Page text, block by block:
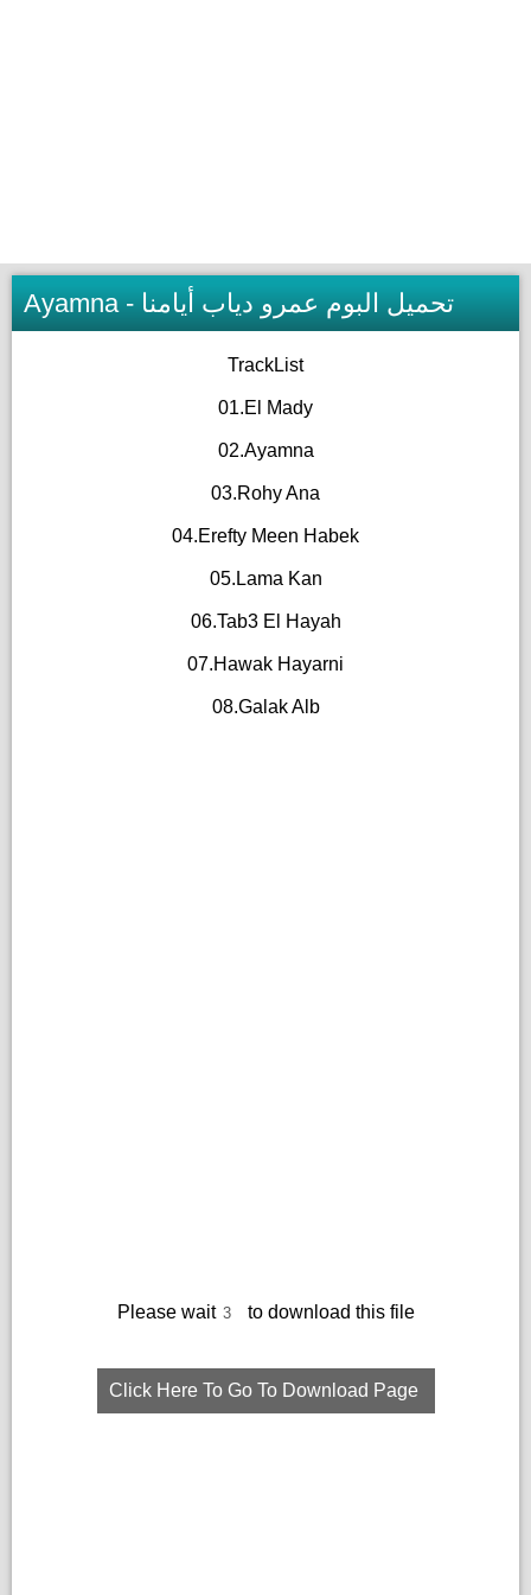
Ayamna - تحميل البوم عمرو دياب أيامنا
TrackList
01.El Mady
02.Ayamna
03.Rohy Ana
04.Erefty Meen Habek
05.Lama Kan
06.Tab3 El Hayah
07.Hawak Hayarni
08.Galak Alb
Please wait to download this file